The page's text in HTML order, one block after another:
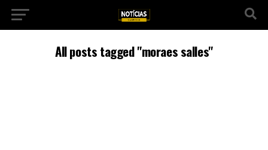
All posts tagged "moraes salles"